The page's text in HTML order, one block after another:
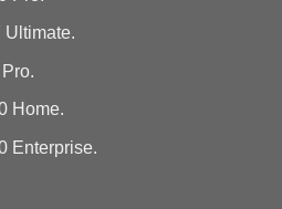
Ultimate.
Home.
Enterprise.